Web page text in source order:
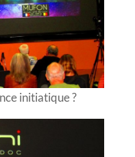
initiatique ?